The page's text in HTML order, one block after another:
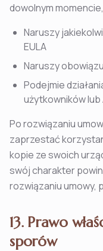
dowolnym
Naruszy
EULA
Naruszy
Podejmie
użytkowników lub
Po rozwiązaniu
zaprzestać
kopie ze swoich
swój charakter
rozwiązaniu umowy,
13. Prawo
sporów